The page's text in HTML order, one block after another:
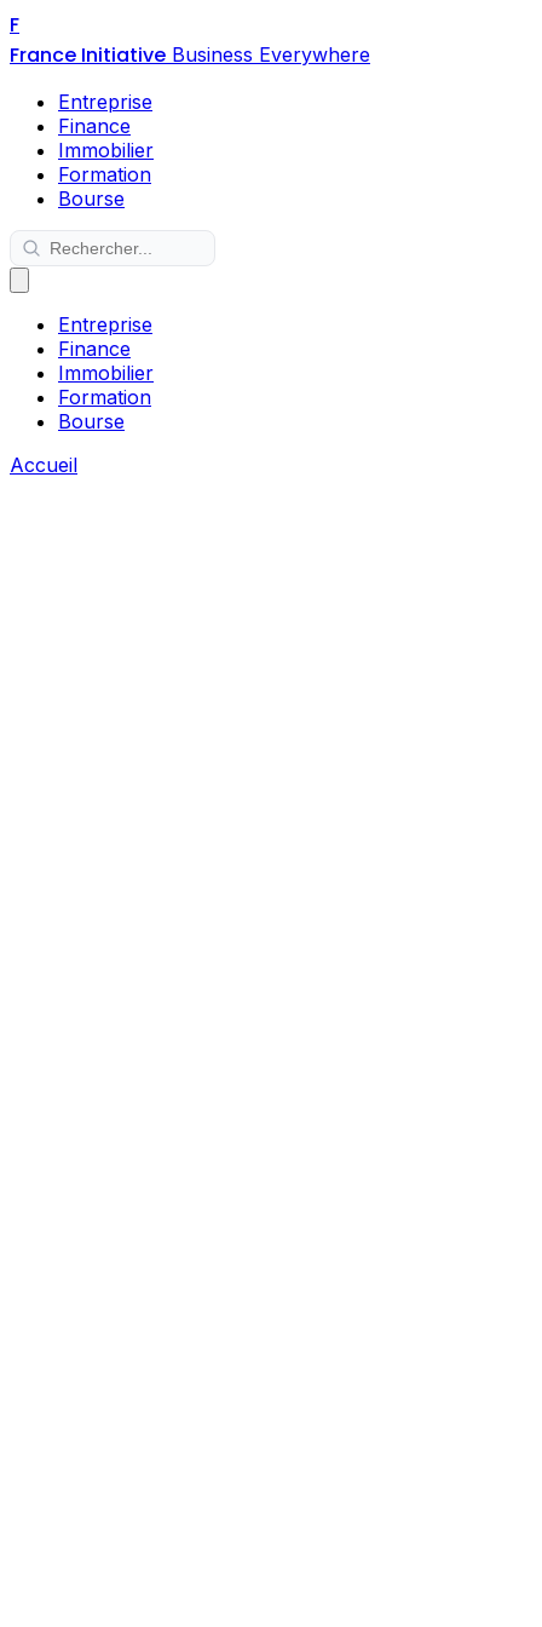
F
France Initiative Business Everywhere
Entreprise
Finance
Immobilier
Formation
Bourse
Entreprise
Finance
Immobilier
Formation
Bourse
Accueil